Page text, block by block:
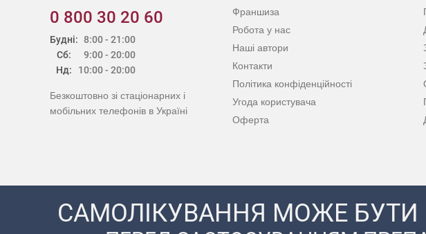
0 800 30 20 60
Будні:
Сб:
Нд:
8:00 - 21:00
9:00 - 20:00
10:00 - 20:00
Безкоштовно зі стаціонарних і
мобільних телефонів в Україні
Франшиза
Робота у нас
Наші автори
Контакти
Політика конфіденційності
Угода користувача
Оферта
САМОЛІКУВАННЯ МОЖЕ